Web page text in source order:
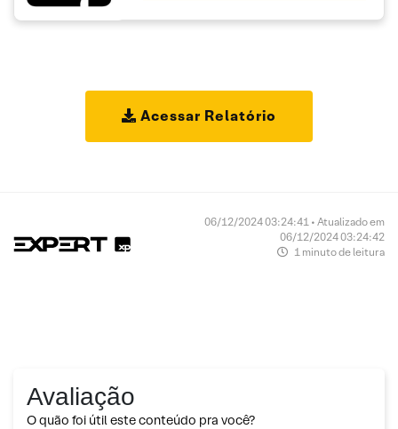
Acessar Relatório
06/12/2024 03:24:41 • Atualizado em
06/12/2024 03:24:42
1 minuto de leitura
Avaliação
O quão foi útil este conteúdo pra você?